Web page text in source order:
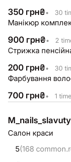
350 грн₴• 30
Манікюр
900 грн₴• 2
Стрижка
200 грн₴• 30
Фарбування
700 грн₴• 1
Салон краси
5(168